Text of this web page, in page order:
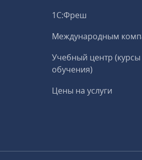
1С:Фреш
Международным
Учебный центр (курсы
обучения)
Цены на услуги